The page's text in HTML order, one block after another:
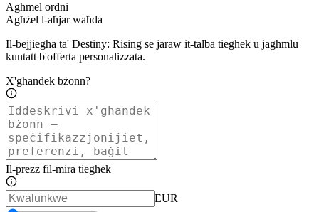
Agħmel ordni
Agħżel l-aħjar waħda
Il-bejjiegħa ta' Destiny: Rising se jaraw it-talba tiegħek u jagħmlu
kuntatt b'offerta personalizzata.
X'għandek bżonn?
Il-prezz fil-mira tiegħek
EUR